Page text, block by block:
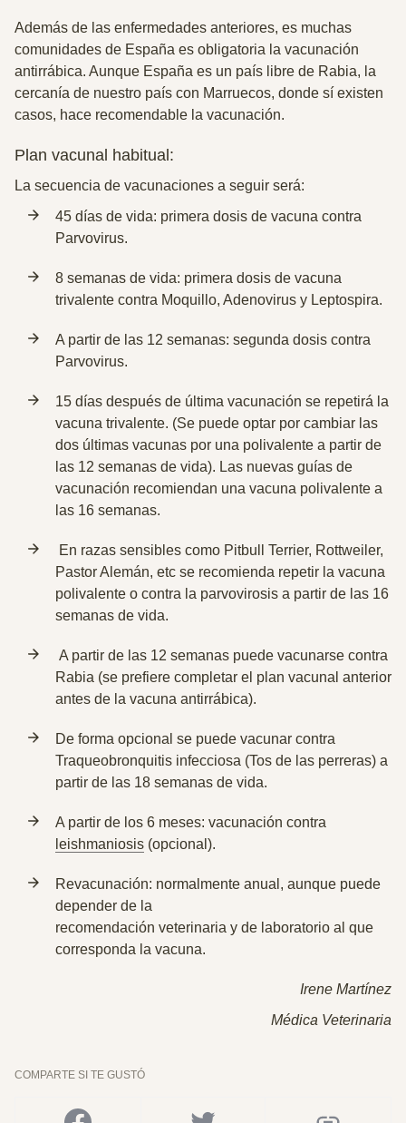
Además de las enfermedades anteriores, es muchas
comunidades de España es obligatoria la vacunación
antirrábica. Aunque España es un país libre de Rabia, la
cercanía de nuestro país con Marruecos, donde sí existen
casos, hace recomendable la vacunación.
Plan vacunal habitual:
La secuencia de vacunaciones a seguir será:
45 días de vida: primera dosis de vacuna contra
Parvovirus.
8 semanas de vida: primera dosis de vacuna
trivalente contra Moquillo, Adenovirus y Leptospira.
A partir de las 12 semanas: segunda dosis contra
Parvovirus.
15 días después de última vacunación se repetirá la
vacuna trivalente. (Se puede optar por cambiar las
dos últimas vacunas por una polivalente a partir de
las 12 semanas de vida). Las nuevas guías de
vacunación recomiendan una vacuna polivalente a
las 16 semanas.
En razas sensibles como Pitbull Terrier, Rottweiler,
Pastor Alemán, etc se recomienda repetir la vacuna
polivalente o contra la parvovirosis a partir de las 16
semanas de vida.
A partir de las 12 semanas puede vacunarse contra
Rabia (se prefiere completar el plan vacunal anterior
antes de la vacuna antirrábica).
De forma opcional se puede vacunar contra
Traqueobronquitis infecciosa (Tos de las perreras) a
partir de las 18 semanas de vida.
A partir de los 6 meses: vacunación contra
leishmaniosis (opcional).
Revacunación: normalmente anual, aunque puede
depender de la
recomendación veterinaria y de laboratorio al que
corresponda la vacuna.
Irene Martínez
Médica Veterinaria
COMPARTE SI TE GUSTÓ